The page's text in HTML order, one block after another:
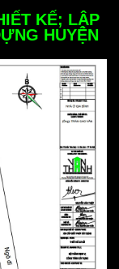
KẾ; LẬP
HUYỆN